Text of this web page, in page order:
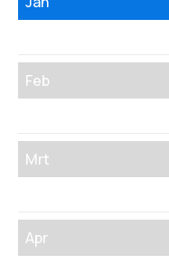
Feb
Mrt
Apr